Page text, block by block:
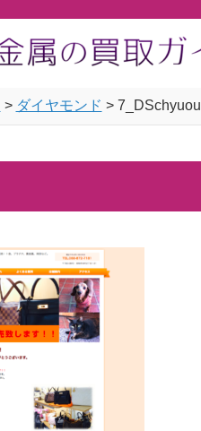
> ダイヤモンド > 7_DSchyuou